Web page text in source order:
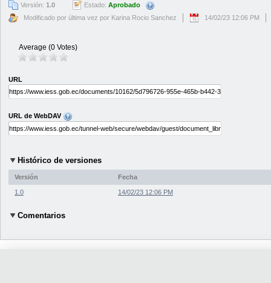
Versión: 1.0 Estado: Aprobado
Modificado por última vez por Karina Rocio Sanchez
14/02/23 12:06 PM
Average (0 Votes)
URL
URL de WebDAV
Histórico de versiones
Versión Fecha
1.0 14/02/23 12:06 PM
Comentarios